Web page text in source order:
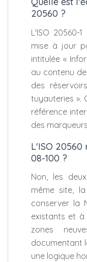
20560 ?
L'ISO 20560-
mise à jour
intitulée «
au contenu
des
tuyauteries ».
référence
des
L'ISO
08-100 ?
Non, les
même site,
conserver la
existants et à
zones
documentant
une logique